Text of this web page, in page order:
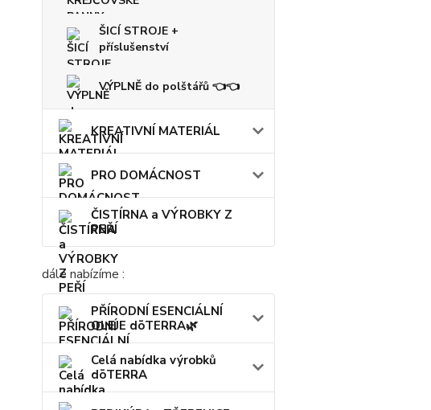
ŠICÍ STROJE +
příslušenství
VÝPLNĚ do polštářů 👈👈
KREATIVNÍ MATERIÁL
PRO DOMÁCNOST
ČISTÍRNA a VÝROBKY Z
PEŘÍ
dále nabízíme :
PŘÍRODNÍ ESENCIÁLNÍ
OLEJE dōTERRA🌿
Celá nabídka výrobků
dōTERRA